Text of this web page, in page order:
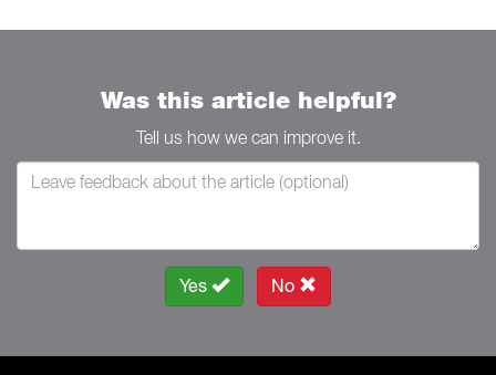
Was this article helpful?
Tell us how we can improve it.
Yes No